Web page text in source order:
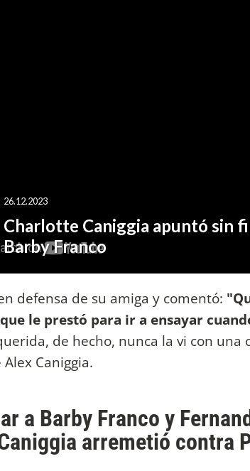
defensa de su amiga y comentó:
le prestó para ir a ensayar
de hecho, nunca la vi con
Caniggia.
a Barby Franco y
arremetió contra